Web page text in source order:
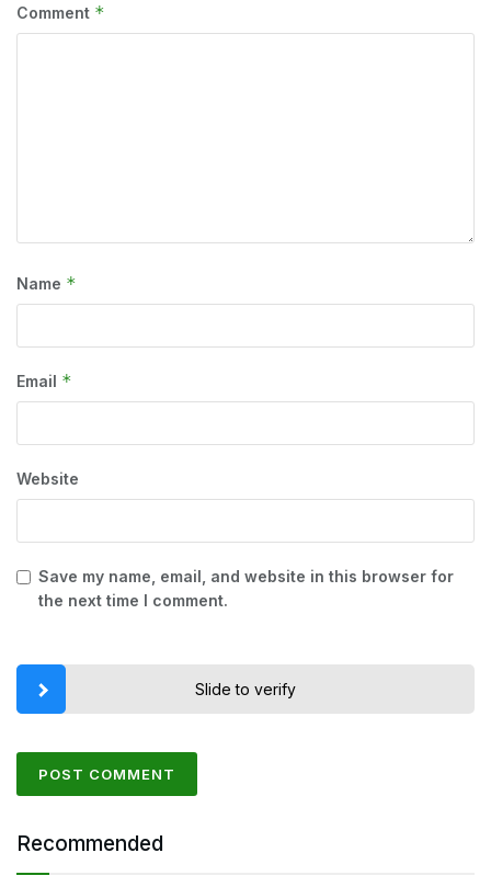
Comment *
Name *
Email *
Website
Save my name, email, and website in this browser for
the next time I comment.
Slide to verify
Recommended